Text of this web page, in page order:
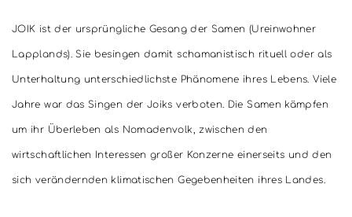
JOIK ist der ursprüngliche Gesang der Samen (Ureinwohner
Lapplands). Sie besingen damit schamanistisch rituell oder als
Unterhaltung unterschiedlichste Phänomene ihres Lebens. Viele
Jahre war das Singen der Joiks verboten. Die Samen kämpfen
um ihr Überleben als Nomadenvolk, zwischen den
wirtschaftlichen Interessen großer Konzerne einerseits und den
sich verändernden klimatischen Gegebenheiten ihres Landes.